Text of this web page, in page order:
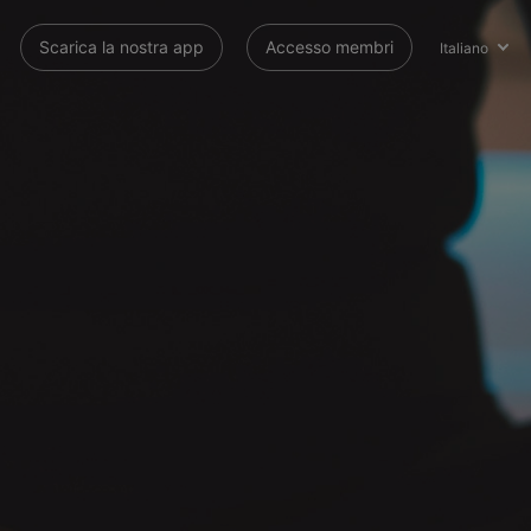
Scarica la nostra app Accesso membri Italiano